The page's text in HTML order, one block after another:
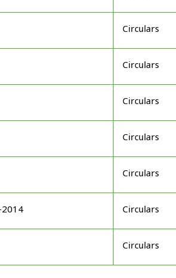
Circulars
Circulars
Circulars
Circulars
Circulars
Circulars
Circulars